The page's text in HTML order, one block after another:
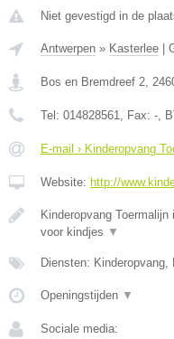
Niet gevestigd in de
Antwerpen » Kasterlee
Bos en Bremdreef 2,
Tel: 014828561, Fax: -,
E-mail › Kinderopvang
Website: http://
Kinderopvang
voor kindjes ▼
Diensten: Kinderopvang,
Openingstijden ▼
Sociale media: